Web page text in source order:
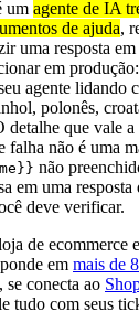
um agente de IA
de ajuda,
uma resposta
em
agente lidando
polonês,
que vale a
falha não é uma
não
em uma
deve verificar.
de ecommerce
em mais de
conecta ao
tudo com seus